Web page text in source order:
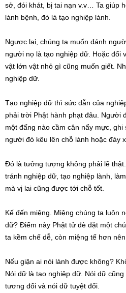
sở, đói khát, bị tai nạn v.v… Ta giúp
lành bệnh, đó là tạo nghiệp lành.
Ngược lại, chúng ta muốn đánh
người nọ là tạo nghiệp dữ. Hoặc đối
vật lớn vật nhỏ gì cũng muốn giết.
nghiệp dữ.
Tạo nghiệp dữ thì sức dẫn của
phải trời Phật hành phạt đâu. Người
một đấng nào cầm cân nẩy mực,
người đó kêu lên chỗ lành hoặc đày
Đó là tưởng tượng không phải lẽ
tránh nghiệp dữ, tạo nghiệp lành,
mà vị lai cũng được tới chỗ tốt.
Kế đến miệng. Miệng chúng ta luôn
dữ? Điểm này Phật tử dè dặt một
ta kềm chế dễ, còn miệng tế hơn
Nếu giận ai nói lành được không?
Nói dữ là tạo nghiệp dữ. Nói dữ
tương đối và nói dữ tuyệt đối.